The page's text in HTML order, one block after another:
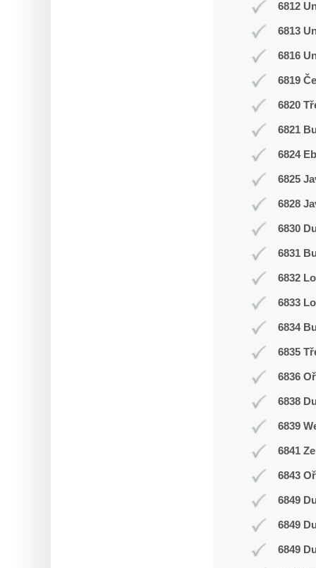
6812
6813
6816
6819
6820
6821
6824
6825
6828
6830
6831
6832
6833
6834
6835
6836
6838
6839
6841
6843
6849
6849
6849